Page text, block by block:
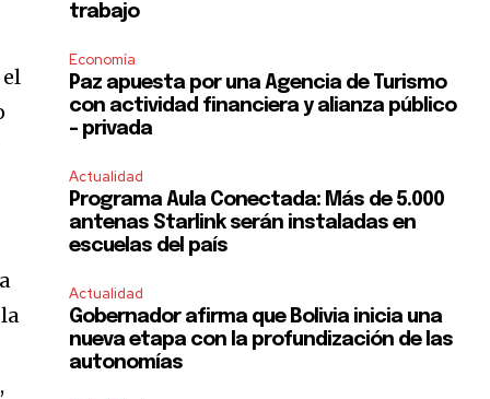
trabajo
Economía
Paz apuesta por una Agencia de Turismo
con actividad financiera y alianza público
– privada
Actualidad
Programa Aula Conectada: Más de 5.000
antenas Starlink serán instaladas en
escuelas del país
Actualidad
Gobernador afirma que Bolivia inicia una
nueva etapa con la profundización de las
autonomías